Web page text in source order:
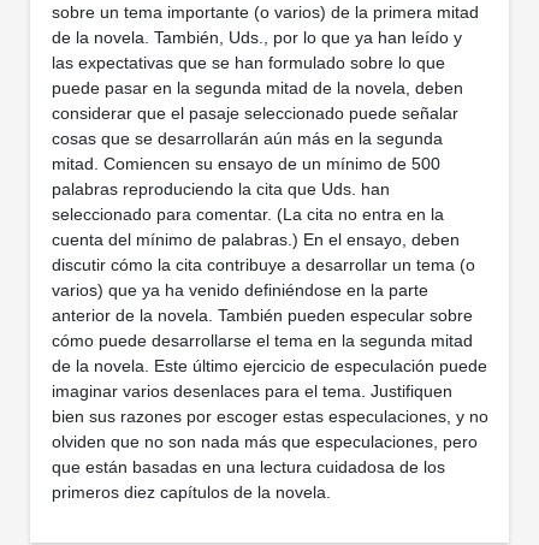
sobre un tema importante (o varios) de la primera mitad
de la novela. También, Uds., por lo que ya han leído y
las expectativas que se han formulado sobre lo que
puede pasar en la segunda mitad de la novela, deben
considerar que el pasaje seleccionado puede señalar
cosas que se desarrollarán aún más en la segunda
mitad. Comiencen su ensayo de un mínimo de 500
palabras reproduciendo la cita que Uds. han
seleccionado para comentar. (La cita no entra en la
cuenta del mínimo de palabras.) En el ensayo, deben
discutir cómo la cita contribuye a desarrollar un tema (o
varios) que ya ha venido definiéndose en la parte
anterior de la novela. También pueden especular sobre
cómo puede desarrollarse el tema en la segunda mitad
de la novela. Este último ejercicio de especulación puede
imaginar varios desenlaces para el tema. Justifiquen
bien sus razones por escoger estas especulaciones, y no
olviden que no son nada más que especulaciones, pero
que están basadas en una lectura cuidadosa de los
primeros diez capítulos de la novela.